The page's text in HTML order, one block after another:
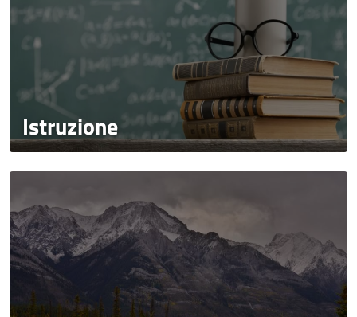
Istruzione